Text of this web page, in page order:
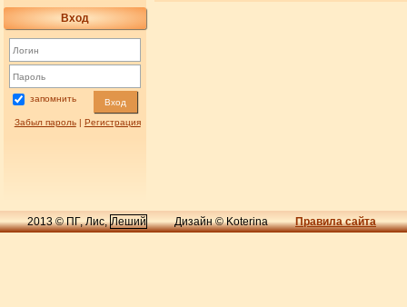
Вход
запомнить Вход
Забыл пароль| Регистрация
2013 © ПГ, Лис,Леший Дизайн © Koterina Правила сайта